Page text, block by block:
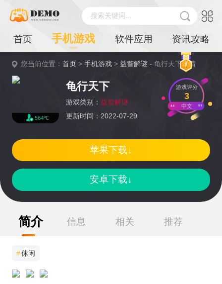
搜索关键词...
首页 手机游戏 软件应用 资讯攻略
您当前位置：首页 >手机游戏 >益智解谜 - 龟行天下详情
564℃
龟行天下
游戏类别： 益智解谜
更新时间：2022-07-29
游戏评分
3
中文
安卓下载↓
苹果下载↓
简介 信息 相关 推荐
#休闲